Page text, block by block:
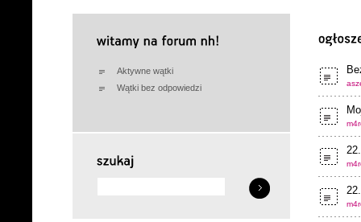
Aktywne wątki
Wątki bez odpowiedzi